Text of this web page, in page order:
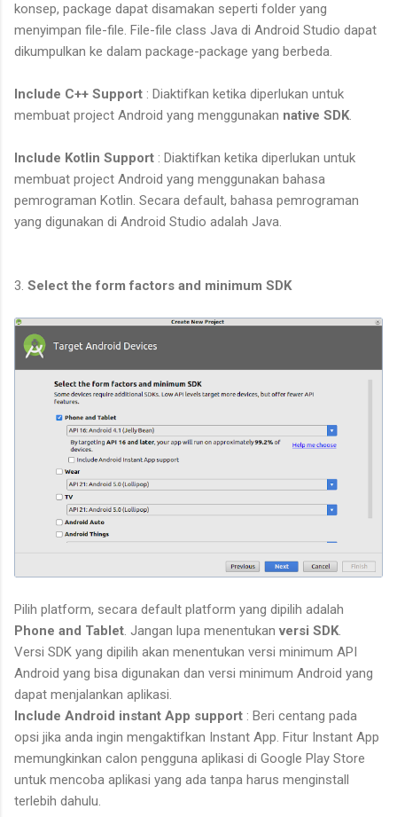
konsep, package dapat disamakan seperti folder yang
menyimpan file-file. File-file class Java di Android Studio dapat
dikumpulkan ke dalam package-package yang berbeda.
Include C++ Support : Diaktifkan ketika diperlukan untuk
membuat project Android yang menggunakan native SDK.
Include Kotlin Support : Diaktifkan ketika diperlukan untuk
membuat project Android yang menggunakan bahasa
pemrograman Kotlin. Secara default, bahasa pemrograman
yang digunakan di Android Studio adalah Java.
3. Select the form factors and minimum SDK
Pilih platform, secara default platform yang dipilih adalah
Phone and Tablet . Jangan lupa menentukanversi SDK
Versi SDK yang dipilih akan menentukan versi minimum API
Android yang bisa digunakan dan versi minimum Android yang
dapat menjalankan aplikasi.
Include Android instant App support : Beri centang pada
opsi jika anda ingin mengaktifkan Instant App. Fitur Instant App
memungkinkan calon pengguna aplikasi di Google Play Store
untuk mencoba aplikasi yang ada tanpa harus menginstall
terlebih dahulu.